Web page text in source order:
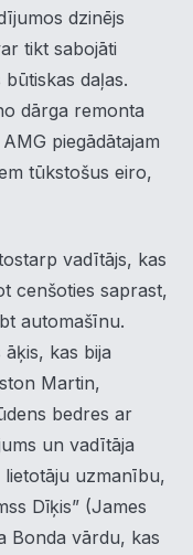
dzinējs
tikt sabojāti
daļas.
dārga remonta
piegādātajam
tūkstošus eiro,
vadītājs, kas
cenšoties saprast,
automašīnu.
kas bija
Martin,
bedres ar
un vadītāja
uzmanību,
Dīķis” (James
Bonda vārdu, kas